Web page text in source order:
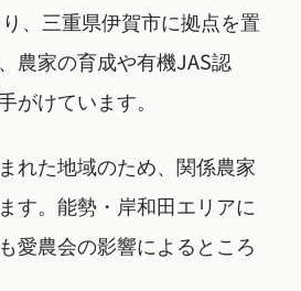
、三重県伊賀市に拠点を置
農家の育成や有機JAS認
がけています。
れた地域のため、関係農家
す。能勢・岸和田エリアに
愛農会の影響によるところ